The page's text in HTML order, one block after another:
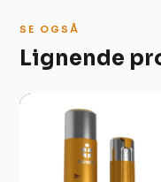
SE OGSÅ
Lignende